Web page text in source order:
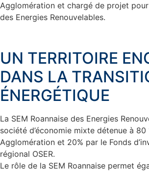
Agglomération et chargé de projet pour
des Energies Renouvelables.
UN TERRITOIRE
DANS LA
ÉNERGÉTIQUE
La SEM Roannaise des Energies
société d’économie mixte détenue à 80
Agglomération et 20% par le Fonds
régional OSER.
Le rôle de la SEM Roannaise permet